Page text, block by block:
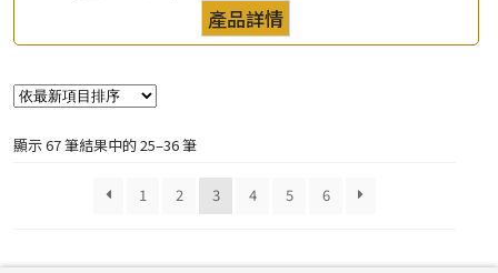
產品詳情
顯示 67 筆結果中的 25–36 筆
1 2 3 4 5 6